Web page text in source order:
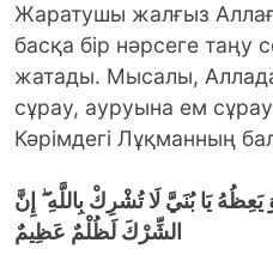
Жаратушы жалғыз
басқа бір нәрсеге таңу
жатады. Мысалы,
сұрау, ауруына ем
Кәрімдегі Лұқманның
يَعِظُهُ يَا بُنَيَّ لَا تُشْرِكْ بِاللَّهِ
إِنَّ
الشِّرْكَ لَظُلْمٌ عَظِيمٌ